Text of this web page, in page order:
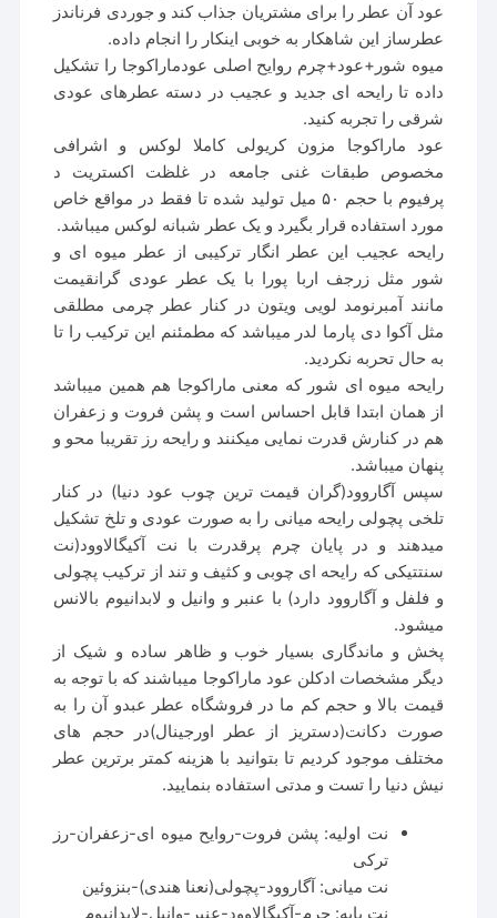
عود آن عطر را برای مشتریان جذاب کند و جوردی فرناندز
عطرساز این شاهکار به خوبی اینکار را انجام داده.
میوه شور+عود+چرم روایح اصلی عودماراکوجا را تشکیل
داده تا رایحه ای جدید و عجیب در دسته عطرهای عودی
شرقی را تجربه کنید.
عود ماراکوجا مزون کریولی کاملا لوکس و اشرافی
مخصوص طبقات غنی جامعه در غلظت اکستریت د
پرفیوم با حجم ۵۰ میل تولید شده تا فقط در مواقع خاص
مورد استفاده قرار بگیرد و یک عطر شبانه لوکس میباشد.
رایحه عجیب این عطر انگار ترکیبی از عطر میوه ای و
شور مثل زرجف اربا پورا با یک عطر عودی گرانقیمت
مانند آمبرنومد لویی ویتون در کنار عطر چرمی مطلقی
مثل آکوا دی پارما لدر میباشد که مطمئنم این ترکیب را تا
به حال تحربه نکردید.
رایحه میوه ای شور که معنی ماراکوجا هم همین میباشد
از همان ابتدا قابل احساس است و پشن فروت و زعفران
هم در کنارش قدرت نمایی میکنند و رایحه رز تقریبا محو و
پنهان میباشد.
سپس آگاروود(گران قیمت ترین چوب عود دنیا) در کنار
تلخی پچولی رایحه میانی را به صورت عودی و تلخ تشکیل
میدهند و در پایان چرم پرقدرت با نت آکیگالاوود(نت
سنتتیکی که رایحه ای چوبی و کثیف و تند از ترکیب پچولی
و فلفل و آگاروود دارد) با عنبر و وانیل و لابدانیوم بالانس
میشود.
پخش و ماندگاری بسیار خوب و ظاهر ساده و شیک از
دیگر مشخصات ادکلن عود ماراکوجا میباشند که با توجه به
قیمت بالا و حجم کم ما در فروشگاه عطر عبدو آن را به
صورت دکانت(دستریز از عطر اورجینال)در حجم های
مختلف موجود کردیم تا بتوانید با هزینه کمتر برترین عطر
نیش دنیا را تست و مدتی استفاده بنمایید.
نت اولیه: پشن فروت-روایح میوه ای-زعفران-رز
ترکی
نت میانی: آگاروود-پچولی(نعنا هندی)-بنزوئین
نت پایه: چرم-آکیگالاوود-عنبر-وانیل-لابدانیوم